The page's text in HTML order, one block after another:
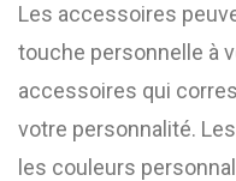
Les accessoires
touche personnelle à
accessoires qui
votre personnalité.
les couleurs